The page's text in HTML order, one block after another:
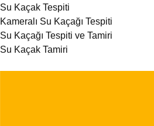
Su Kaçak Tespiti
Kameralı Su Kaçağı Tespiti
Su Kaçağı Tespiti ve Tamiri
Su Kaçak Tamiri